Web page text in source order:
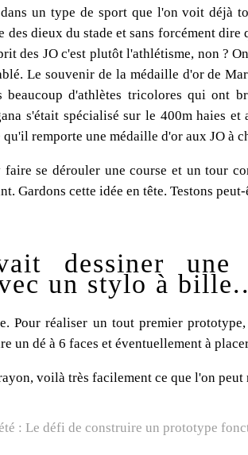
un type de sport que l'on voit déjà
dieux du stade et sans forcément
des JO c'est plutôt l'athlétisme, non ?
Le souvenir de la médaille d'or de
beaucoup d'athlètes tricolores qui ont
s'était spécialisé sur le 400m haies
qu'il remporte une médaille d'or aux JO à
faire se dérouler une course et un tour
Gardons cette idée en tête. Testons peut-
dessiner une
un stylo à
Pour réaliser un tout premier
un dé à 6 faces et éventuellement à
voilà très facilement ce que l'on peut